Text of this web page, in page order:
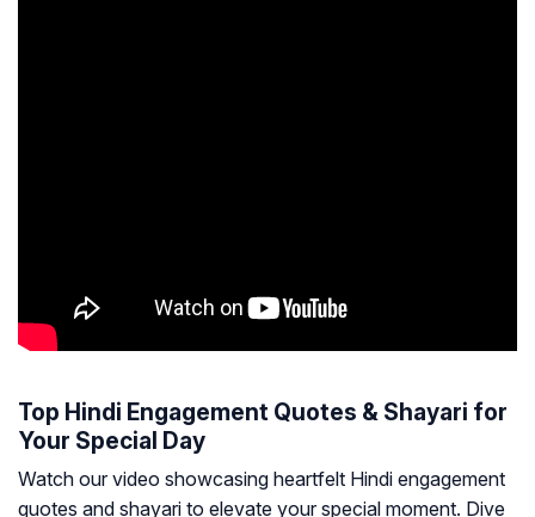
Top Hindi Engagement Quotes & Shayari for
Your Special Day
Watch our video showcasing heartfelt Hindi engagement
quotes and shayari to elevate your special moment. Dive